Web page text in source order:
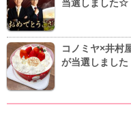
当選しました☆
コノミヤ×井村
が当選しました